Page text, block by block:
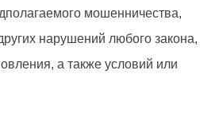
мошенничества,
нарушений любого закона,
а также условий или